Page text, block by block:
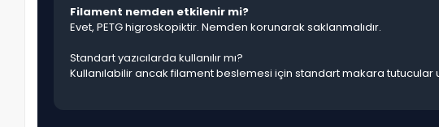
Filament nemden etkilenir mi?
Evet, PETG higroskopiktir. Nemden korunarak saklanmalıdır.
Standart yazıcılarda kullanılır mı?
Kullanılabilir ancak filament beslemesi için standart makara